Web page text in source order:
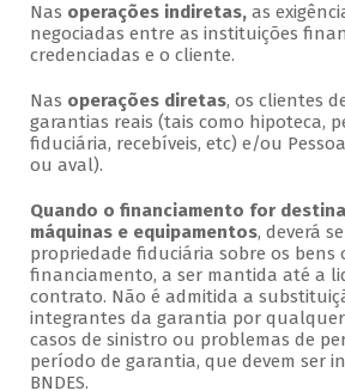
Nas operações indiretas,as
negociadas entre as instituições
credenciadas e o cliente.
Nas operações diretas, os clientes
garantias reais (tais como hipoteca,
fiduciária, recebíveis, etc) e/ou
ou aval).
Quando o financiamento for
máquinas e equipamentos, deverá
propriedade fiduciária sobre os bens
financiamento, a ser mantida até a
contrato. Não é admitida a
integrantes da garantia por
casos de sinistro ou problemas de
período de garantia, que devem ser
BNDES.